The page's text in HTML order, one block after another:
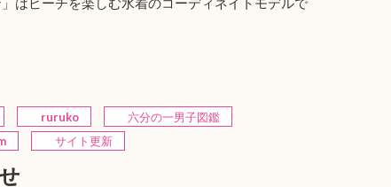
ruruko
六分の一男子図鑑
サイト更新